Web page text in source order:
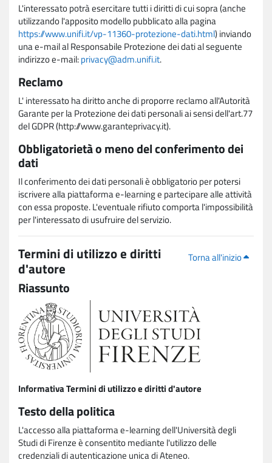
L'interessato potrà esercitare tutti i diritti di cui sopra (anche
utilizzando l'apposito modello pubblicato alla pagina
https://www.unifi.it/vp-11360-protezione-dati.html) inviando
una e-mail al Responsabile Protezione dei dati al seguente
indirizzo e-mail:privacy@adm.unifi.it.
Reclamo
L' interessato ha diritto anche di proporre reclamo all'Autorità
Garante per la Protezione dei dati personali ai sensi dell'art.77
del GDPR (http://www.garanteprivacy.it).
Obbligatorietà o meno del conferimento dei
dati
Il conferimento dei dati personali è obbligatorio per potersi
iscrivere alla piattaforma e-learning e partecipare alle attività
con essa proposte. L'eventuale rifiuto comporta l'impossibilità
per l'interessato di usufruire del servizio.
Torna all'inizio
Termini di utilizzo e diritti
d'autore
Riassunto
Informativa Termini di utilizzo e diritti d'autore
Testo della politica
L'accesso alla piattaforma e-learning dell'Università degli
Studi di Firenze è consentito mediante l'utilizzo delle
credenziali di autenticazione unica di Ateneo.